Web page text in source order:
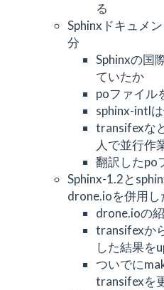
る
Sphinxドキュメ
分
Sphinxの国
ていたか
poファイル
sphinx-intl
transifexな
人で並行作
翻訳したpo
Sphinx-1.2と
drone.ioを併用
drone.ioの
transifexか
した結果を
ついでに
transifexを